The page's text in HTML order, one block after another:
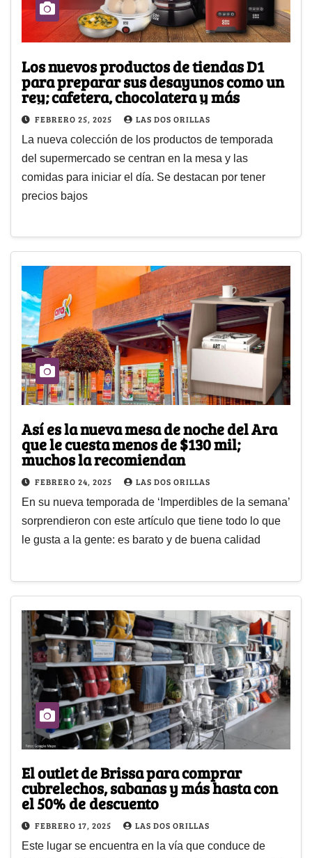
Los nuevos productos de tiendas D1
para preparar sus desayunos como un
rey; cafetera, chocolatera y más
FEBRERO 25, 2025 LAS DOS ORILLAS
La nueva colección de los productos de temporada
del supermercado se centran en la mesa y las
comidas para iniciar el día. Se destacan por tener
precios bajos
Así es la nueva mesa de noche del Ara
que le cuesta menos de $130 mil;
muchos la recomiendan
FEBRERO 24, 2025 LAS DOS ORILLAS
En su nueva temporada de ‘Imperdibles de la semana’
sorprendieron con este artículo que tiene todo lo que
le gusta a la gente: es barato y de buena calidad
El outlet de Brissa para comprar
cubrelechos, sabanas y más hasta con
el 50% de descuento
FEBRERO 17, 2025 LAS DOS ORILLAS
Este lugar se encuentra en la vía que conduce de